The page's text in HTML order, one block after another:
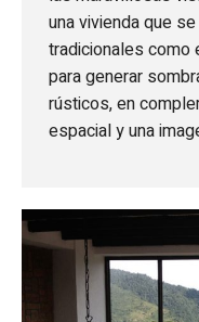
una vivienda que
tradicionales como
para generar
rústicos, en
espacial y una